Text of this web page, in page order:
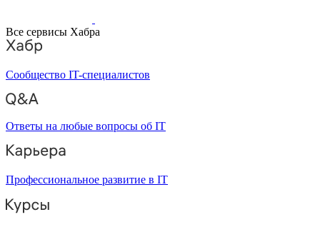
Все сервисы Хабра
Сообщество IT-специалистов
Ответы на любые вопросы об IT
Профессиональное развитие в IT